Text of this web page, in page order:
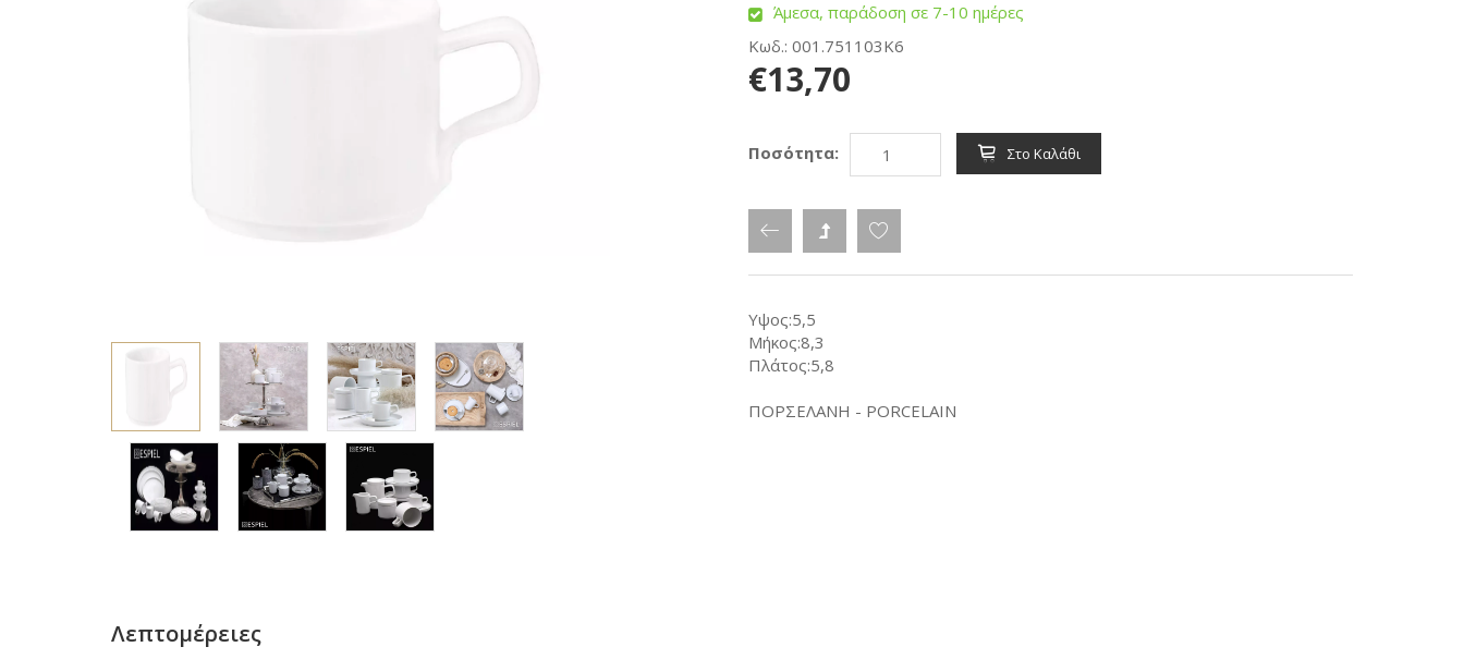
Άμεσα, παράδοση σε 7-10 ημέρες
Κωδ.: 001.751103K6
€13,70
Ποσότητα: Στο Καλάθι
Υψος:5,5
Μήκος:8,3
Πλάτος:5,8
ΠΟΡΣΕΛΑΝΗ - PORCELAIN
Λεπτομέρειες